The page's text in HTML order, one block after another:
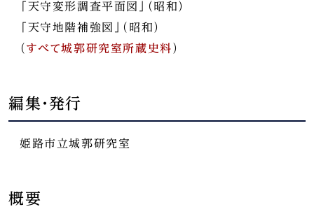
「天守変形調査平面図」（昭和）
「天守地階補強図」（昭和）
（ すべて城郭研究室所蔵史料 ）
編集・発行
姫路市立城郭研究室
概要